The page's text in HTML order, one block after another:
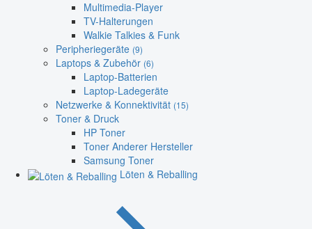
Multimedia-Player
TV-Halterungen
Walkie Talkies & Funk
Peripheriegeräte (9)
Laptops & Zubehör (6)
Laptop-Batterien
Laptop-Ladegeräte
Netzwerke & Konnektivität (15)
Toner & Druck
HP Toner
Toner Anderer Hersteller
Samsung Toner
Löten & Reballing